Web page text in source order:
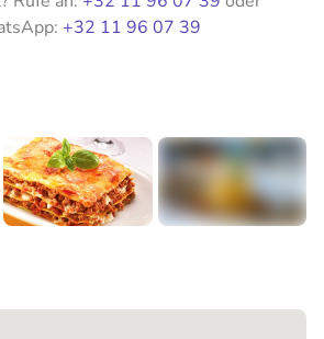
+32 11 96 07 39